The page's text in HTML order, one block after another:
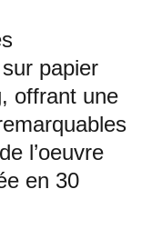
papier
offrant une
l’oeuvre
en 30